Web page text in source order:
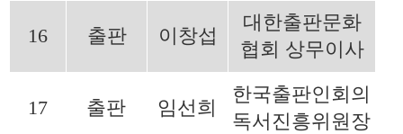
16 출판 이창섭
대한출판문화
협회 상무이사
17 출판 임선희
한국출판인회의
독서진흥위원장